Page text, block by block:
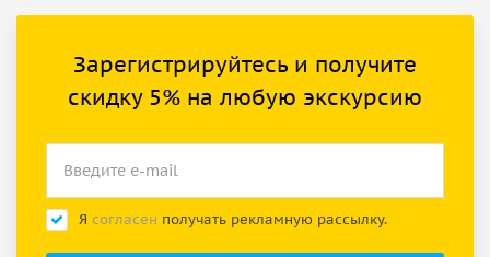
Зарегистрируйтесь и получите
скидку 5% на любую экскурсию
Я согласен получать рекламную рассылку.